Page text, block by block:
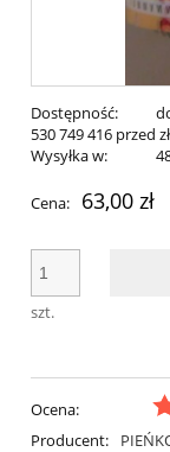
Dostępność:
530 749 416 przed
Wysyłka w:
Cena: 63,00 zł
szt.
Ocena:
Producent: